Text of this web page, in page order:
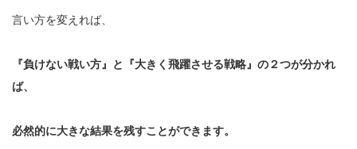
言い方を変えれば、
『負けない戦い方』と『大きく飛躍させる戦略』の２つが分かれ
ば、
必然的に大きな結果を残すことができます。